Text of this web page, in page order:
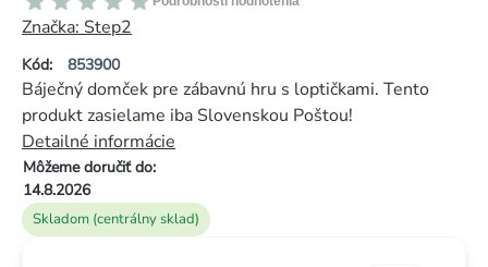
Kód: 853900
hodnotenie
produktu
je
0,0
z
5
hviezdičiek.
Značka: Step2
Skladom (centrálny sklad)
Môžeme doručiť do:
14.8.2026
Báječný domček pre zábavnú hru s loptičkami. Tento
produkt zasielame iba Slovenskou Poštou!
Detailné informácie